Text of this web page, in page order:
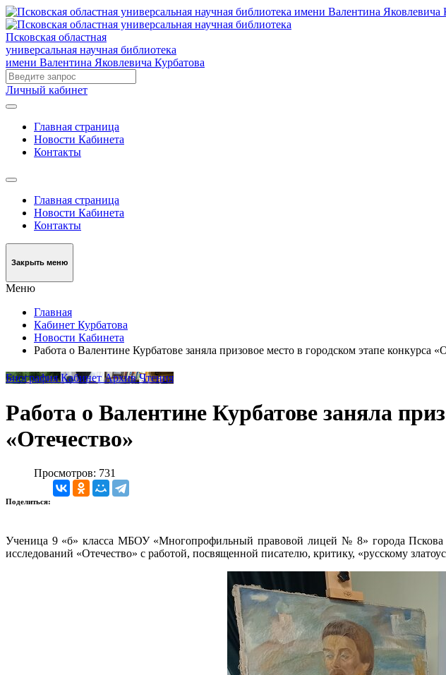
Псковская областная
универсальная научная библиотека
имени Валентина Яковлевича Курбатова
Личный кабинет
Главная страница
Новости Кабинета
Контакты
Главная страница
Новости Кабинета
Контакты
Закрыть меню
Меню
Главная
Кабинет Курбатова
Новости Кабинета
Работа о Валентине Курбатове заняла призовое место в городском этапе конкурса
БиографияКабинетАрхивЧтения
Работа о Валентине Курбатове заняла
«Отечество»
Просмотров: 731
Поделиться:
Ученица 9 «б» класса МБОУ «Многопрофильный правовой лицей № 8» города Пскова
исследований «Отечество» с работой, посвященной писателю, критику, «русскому